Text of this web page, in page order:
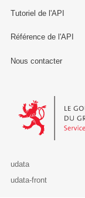
Tutoriel de l'API
Référence de l'API
Nous contacter
Le
udata
udata-front